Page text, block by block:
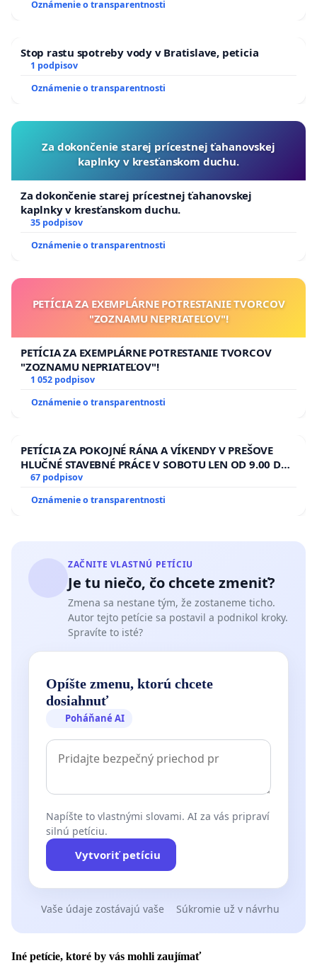
Oznámenie o transparentnosti
Stop rastu spotreby vody v Bratislave, peticia
1 podpisov
Oznámenie o transparentnosti
Za dokončenie starej prícestnej ťahanovskej
kaplnky v kresťanskom duchu.
Za dokončenie starej prícestnej ťahanovskej
kaplnky v kresťanskom duchu.
35 podpisov
Oznámenie o transparentnosti
PETÍCIA ZA EXEMPLÁRNE POTRESTANIE TVORCOV
"ZOZNAMU NEPRIATEĽOV"!
PETÍCIA ZA EXEMPLÁRNE POTRESTANIE TVORCOV
"ZOZNAMU NEPRIATEĽOV"!
1 052 podpisov
Oznámenie o transparentnosti
PETÍCIA ZA POKOJNÉ RÁNA A VÍKENDY V PREŠOVE
HLUČNÉ STAVEBNÉ PRÁCE V SOBOTU LEN OD 9.00 DO
13.00 HOD., CEZ PRACOVNÝ TÝŽDEŇ CIEĽ 8.00 – 18.00
ĎUMBIERSKEJ/MAGU
67 podpisov
Oznámenie o transparentnosti
ZAČNITE VLASTNÚ PETÍCIU
Je tu niečo, čo chcete zmeniť?
Zmena sa nestane tým, že zostaneme ticho.
Autor tejto petície sa postavil a podnikol kroky.
Spravíte to isté?
Opíšte zmenu, ktorú chcete
dosiahnuť
Poháňané AI
Napíšte to vlastnými slovami. AI za vás pripraví
silnú petíciu.
Vytvoriť petíciu
Vaše údaje zostávajú vaše Súkromie už v návrhu
Iné petície, ktoré by vás mohli zaujímať